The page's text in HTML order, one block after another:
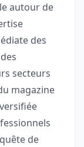
autour de
des
secteurs
magazine
de